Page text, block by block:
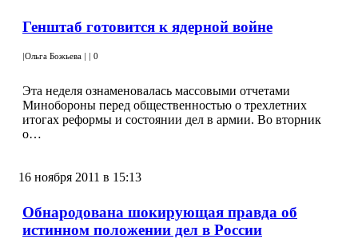
Генштаб готовится к ядерной войне
|Ольга Божьева | | 0
Эта неделя ознаменовалась массовыми отчетами
Минобороны перед общественностью о трехлетних
итогах реформы и состоянии дел в армии. Во вторник
о…
16 ноября 2011 в 15:13
Обнародована шокирующая правда об
истинном положении дел в России